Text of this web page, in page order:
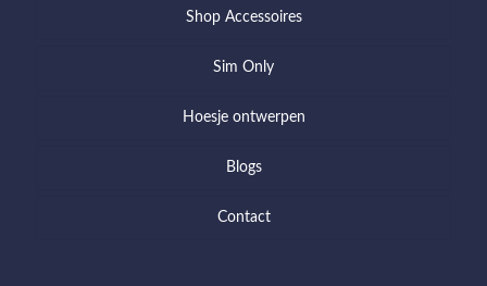
Shop Accessoires
Sim Only
Hoesje ontwerpen
Blogs
Contact